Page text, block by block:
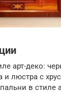
арт-деко:
и люстра с
в стиле